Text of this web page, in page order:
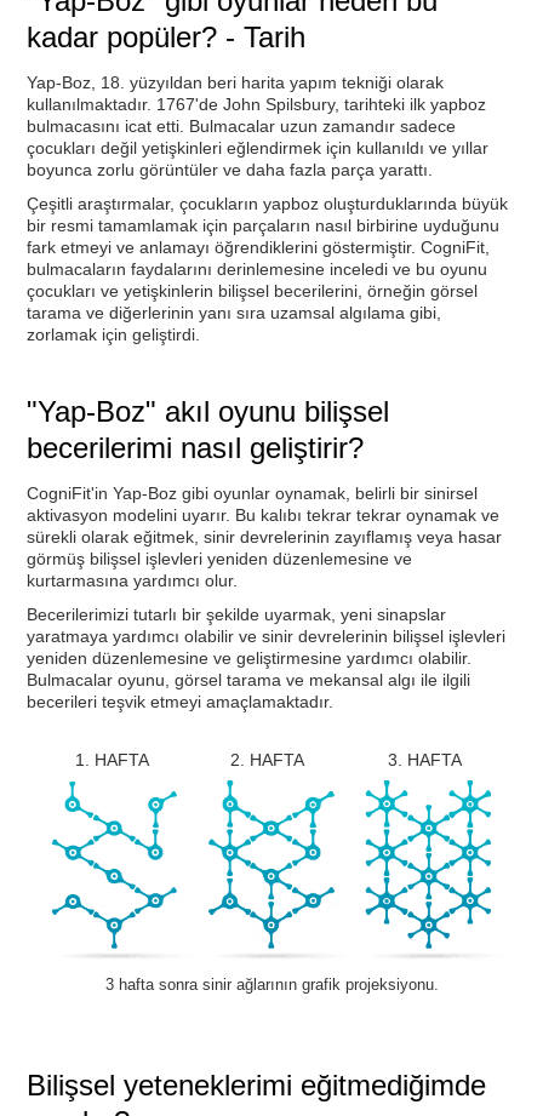
kadar popüler? - Tarih
Yap-Boz, 18. yüzyıldan beri harita yapım tekniği olarak
kullanılmaktadır. 1767'de John Spilsbury, tarihteki ilk yapboz
bulmacasını icat etti. Bulmacalar uzun zamandır sadece
çocukları değil yetişkinleri eğlendirmek için kullanıldı ve yıllar
boyunca zorlu görüntüler ve daha fazla parça yarattı.
Çeşitli araştırmalar, çocukların yapboz oluşturduklarında büyük
bir resmi tamamlamak için parçaların nasıl birbirine uyduğunu
fark etmeyi ve anlamayı öğrendiklerini göstermiştir. CogniFit,
bulmacaların faydalarını derinlemesine inceledi ve bu oyunu
çocukları ve yetişkinlerin bilişsel becerilerini, örneğin görsel
tarama ve diğerlerinin yanı sıra uzamsal algılama gibi,
zorlamak için geliştirdi.
"Yap-Boz" akıl oyunu bilişsel
becerilerimi nasıl geliştirir?
CogniFit'in Yap-Boz gibi oyunlar oynamak, belirli bir sinirsel
aktivasyon modelini uyarır. Bu kalıbı tekrar tekrar oynamak ve
sürekli olarak eğitmek, sinir devrelerinin zayıflamış veya hasar
görmüş bilişsel işlevleri yeniden düzenlemesine ve
kurtarmasına yardımcı olur.
Becerilerimizi tutarlı bir şekilde uyarmak, yeni sinapslar
yaratmaya yardımcı olabilir ve sinir devrelerinin bilişsel işlevleri
yeniden düzenlemesine ve geliştirmesine yardımcı olabilir.
Bulmacalar oyunu, görsel tarama ve mekansal algı ile ilgili
becerileri teşvik etmeyi amaçlamaktadır.
1. HAFTA 2. HAFTA 3. HAFTA
3 hafta sonra sinir ağlarının grafik projeksiyonu.
Bilişsel yeteneklerimi eğitmediğimde